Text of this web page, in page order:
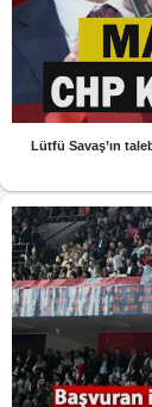
Lütfü Savaş’ın